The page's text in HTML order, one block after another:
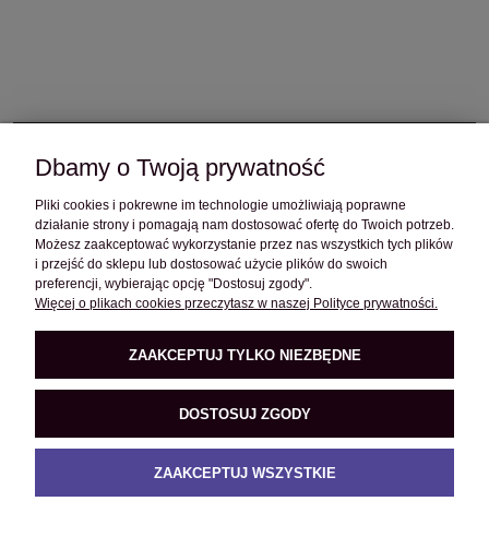
OBSŁUGA KLIENTA
POMOC
O FIRMIE
PRODUKTY
Dbamy o Twoją prywatność
Pliki cookies i pokrewne im technologie umożliwiają poprawne
działanie strony i pomagają nam dostosować ofertę do Twoich potrzeb.
Możesz zaakceptować wykorzystanie przez nas wszystkich tych plików
i przejść do sklepu lub dostosować użycie plików do swoich
preferencji, wybierając opcję "Dostosuj zgody".
Więcej o plikach cookies przeczytasz w naszej Polityce prywatności.
ZAAKCEPTUJ TYLKO NIEZBĘDNE
DOSTOSUJ ZGODY
ZAAKCEPTUJ WSZYSTKIE